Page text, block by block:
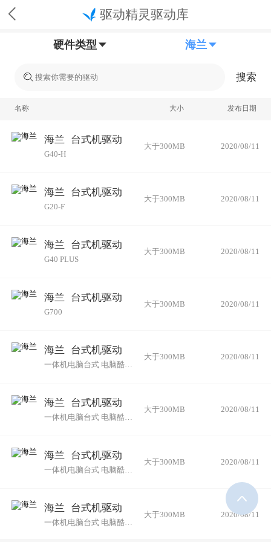
驱动精灵驱动库
硬件类型 海兰
搜索
名称 大小 发布日期
海兰 台式机驱动
G40-H
大于300MB 2020/08/11
海兰 台式机驱动
G20-F
大于300MB 2020/08/11
海兰 台式机驱动
G40 PLUS
大于300MB 2020/08/11
海兰 台式机驱动
G700
大于300MB 2020/08/11
海兰 台式机驱动
一体机电脑台式 电脑酷睿i3 i5 高清IPS屏 i5-6400+8G+480G
大于300MB 2020/08/11
海兰 台式机驱动
一体机电脑台式 电脑酷睿i3 i5 高清IPS屏 i3-9100+8G+120G B
大于300MB 2020/08/11
海兰 台式机驱动
一体机电脑台式 电脑酷睿i3 i5 高清IPS屏 i5-9400+8G+480G
大于300MB 2020/08/11
海兰 台式机驱动
一体机电脑台式 电脑酷睿i3 i5 高清IPS屏 i3-6100+8G+240G
大于300MB 2020/08/11